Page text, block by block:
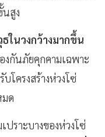
สูง
ในวงกว้างมากขึ้น
งกันภัยคุกคามเฉพาะ
โครงสร้างห่วงโซ่
ด
ปราะบางของห่วงโซ่